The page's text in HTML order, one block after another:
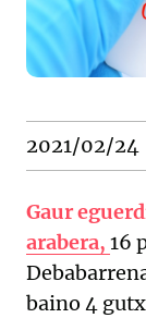
2021/02/24
Gaur
arabera, 16
baino 4